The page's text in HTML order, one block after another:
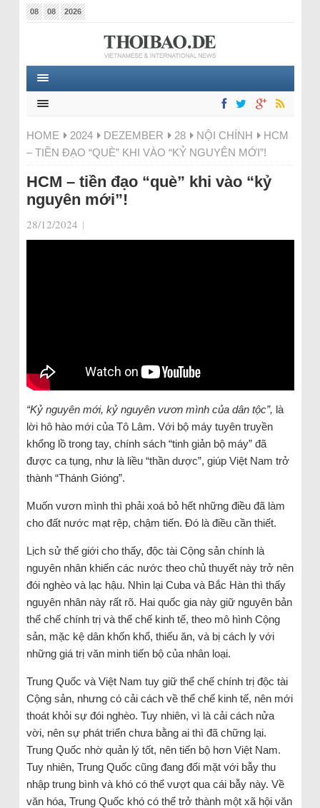
08 08 2026
HOME 2024 DEZEMBER 28 NỘI CHÍNH
HCM
– TIỀN ĐẠO “QUÈ” KHI VÀO “KỶ NGUYÊN MỚI”!
HCM – tiền đạo “què” khi vào “kỷ
nguyên mới”!
28/12/2024 |
“Kỷ nguyên mới, kỷ nguyên vươn mình của dân tộc”, là
lời hô hào mới của Tô Lâm. Với bộ máy tuyên truyền
khổng lồ trong tay, chính sách “tinh giản bộ máy” đã
được ca tụng, như là liều “thần dược”, giúp Việt Nam trở
thành “Thánh Gióng”.
Muốn vươn mình thì phải xoá bỏ hết những điều đã làm
cho đất nước mạt rệp, chậm tiến. Đó là điều cần thiết.
Lịch sử thế giới cho thấy, độc tài Cộng sản chính là
nguyên nhân khiến các nước theo chủ thuyết này trở nên
đói nghèo và lạc hậu. Nhìn lại Cuba và Bắc Hàn thì thấy
nguyên nhân này rất rõ. Hai quốc gia này giữ nguyên bản
thể chế chính trị và thể chế kinh tế, theo mô hình Cộng
sản, mặc kệ dân khốn khổ, thiếu ăn, và bị cách ly với
những giá trị văn minh tiến bộ của nhân loại.
Trung Quốc và Việt Nam tuy giữ thể chế chính trị độc tài
Cộng sản, nhưng có cải cách về thể chế kinh tế, nên mới
thoát khỏi sự đói nghèo. Tuy nhiên, vì là cải cách nửa
vời, nên sự phát triển chưa bằng ai thì đã chững lại.
Trung Quốc nhờ quản lý tốt, nên tiến bộ hơn Việt Nam.
Tuy nhiên, Trung Quốc cũng đang đối mặt với bẫy thu
nhập trung bình và khó có thể vượt qua cái bẫy này. Về
văn hóa, Trung Quốc khó có thể trở thành một xã hội văn